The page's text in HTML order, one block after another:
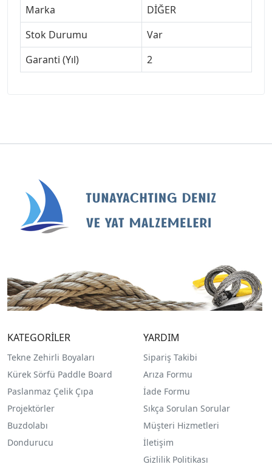
Marka
DİĞER
Stok Durumu
Var
Garanti (Yıl)
2
KATEGORİLER
Tekne Zehirli Boyaları
Kürek Sörfü Paddle Board
Paslanmaz Çelik Çıpa
Projektörler
Buzdolabı
Dondurucu
YARDIM
Sipariş Takibi
Arıza Formu
İade Formu
Sıkça Sorulan Sorular
Müşteri Hizmetleri
İletişim
Gizlilik Politikası